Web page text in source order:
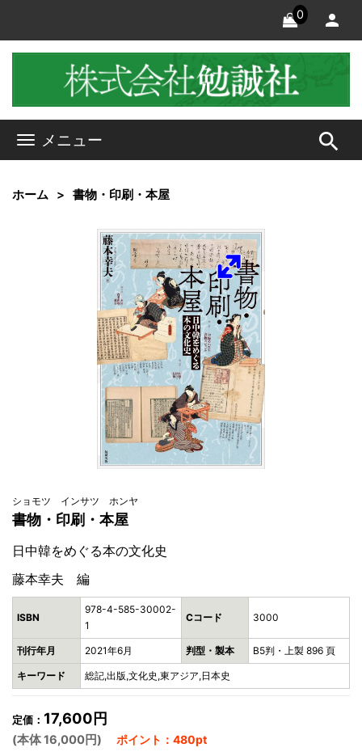
0
メニュー search
ホーム 書物・印刷・本屋
ショモツ インサツ ホンヤ
書物・印刷・本屋
日中韓をめぐる本の文化史
藤本幸夫 編
ISBN
978-4-585-30002-
1
Cコード 3000
刊行年月 2021年6月 判型・製本 B5判・上製 896 頁
キーワード 総記,出版,文化史,東アジア,日本史
定価： 17,600円
(本体 16,000円) ポイント：480pt